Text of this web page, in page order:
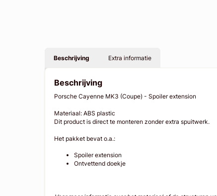
Beschrijving Extra informatie
Beschrijving
Porsche Cayenne MK3 (Coupe) - Spoiler extension
Materiaal: ABS plastic
Dit product is direct te monteren zonder extra spuitwerk.
Het pakket bevat o.a.:
Spoiler extension
Ontvettend doekje